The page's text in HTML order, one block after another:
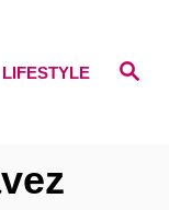
S
LIFESTYLE